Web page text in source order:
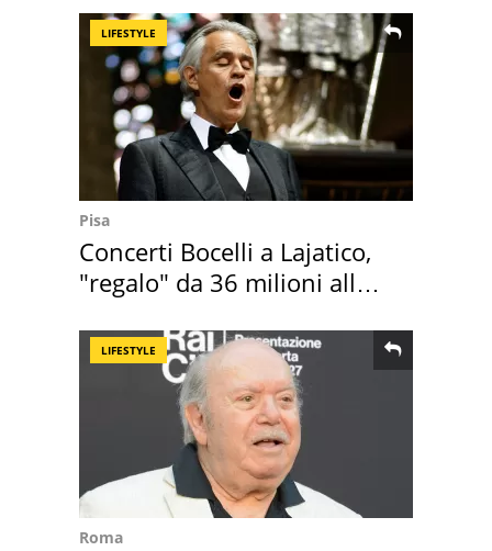
LIFESTYLE
Pisa
Concerti Bocelli a Lajatico,
"regalo" da 36 milioni alla
LIFESTYLE
Roma